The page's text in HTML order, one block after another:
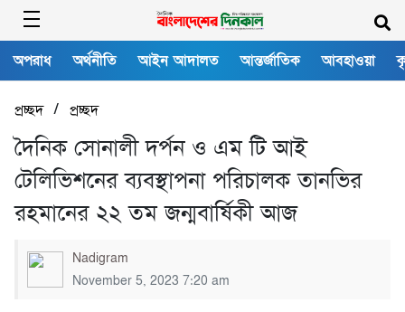
অপরাধ অর্থনীতি আইন আদালত আন্তর্জাতিক আবহাওয়া
প্রচ্ছদ/ প্রচ্ছদ
দৈনিক সোনালী দর্পন ও এম টি আই
টেলিভিশনের ব্যবস্থাপনা পরিচালক তানভির
রহমানের ২২ তম জন্মবার্ষিকী আজ
Nadigram
November 5, 2023 7:20 am